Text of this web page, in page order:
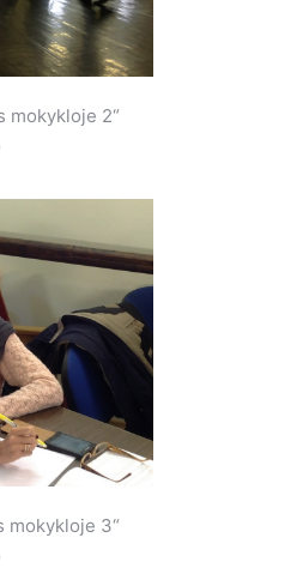
mokykloje 2“
mokykloje 3“